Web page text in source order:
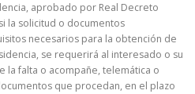
aprobado por Real Decreto
la solicitud o documentos
necesarios para la obtención de
se requerirá al interesado o su
la falta o acompañe, telemática o
que procedan, en el plazo